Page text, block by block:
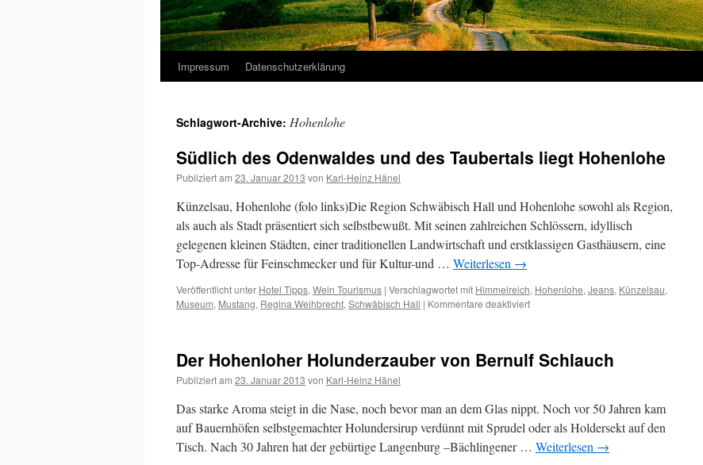
Zum
springen
Impressum Datenschutzerklärung
Schlagwort-Archive: Hohenlohe
Südlich des Odenwaldes und des Taubertals liegt Hohenlohe
Publiziert am 23. Januar 2013 von Karl-Heinz Hänel
Künzelsau, Hohenlohe (folo links)Die Region Schwäbisch Hall und Hohenlohe sowohl als Region,
als auch als Stadt präsentiert sich selbstbewußt. Mit seinen zahlreichen Schlössern, idyllisch
gelegenen kleinen Städten, einer traditionellen Landwirtschaft und erstklassigen Gasthäusern, eine
Top-Adresse für Feinschmecker und für Kultur-und … Weiterlesen →
Veröffentlicht unter Hotel Tipps, Wein Tourismus | Verschlagwortet mit Himmelreich, Hohenlohe, Jeans, Künzelsau,
Museum, Mustang, Regina Weihbrecht, Schwäbisch Hall | Kommentare deaktiviertfür
und
liegt
Hohenlohe
Der Hohenloher Holunderzauber von Bernulf Schlauch
Publiziert am 23. Januar 2013 von Karl-Heinz Hänel
Das starke Aroma steigt in die Nase, noch bevor man an dem Glas nippt. Noch vor 50 Jahren kam
auf Bauernhöfen selbstgemachter Holundersirup verdünnt mit Sprudel oder als Holdersekt auf den
Tisch. Nach 30 Jahren hat der gebürtige Langenburg –Bächlingener … Weiterlesen →